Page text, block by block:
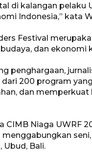
di kalangan pelaku
Indonesia,” kata
Festival
dan ekonomi
penghargaan,
200 program
dan
CIMB Niaga UWRF
Ubud, Bali.